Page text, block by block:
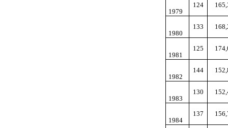
1979
124
1980
133
1981
125
1982
144
1983
130
1984
137